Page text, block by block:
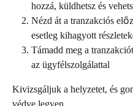
hozzá, küldhetsz és
Nézd át a tranzakciós
esetleg kihagyott
Támadd meg a
az ügyfélszolgálattal
Kivizsgáljuk a helyzetet, és